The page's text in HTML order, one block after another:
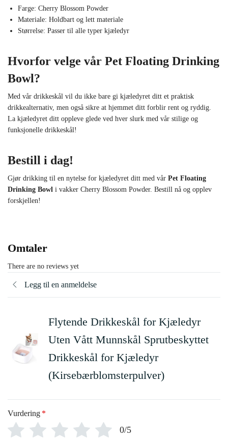
Farge: Cherry Blossom Powder
Materiale: Holdbart og lett materiale
Størrelse: Passer til alle typer kjæledyr
Hvorfor velge vår Pet Floating Drinking
Bowl?
Med vår drikkeskål vil du ikke bare gi kjæledyret ditt et praktisk
drikkealternativ, men også sikre at hjemmet ditt forblir rent og ryddig.
La kjæledyret ditt oppleve glede ved hver slurk med vår stilige og
funksjonelle drikkeskål!
Bestill i dag!
Gjør drikking til en nytelse for kjæledyret ditt med vår Pet Floating
Drinking Bowl i vakker Cherry Blossom Powder. Bestill nå og opplev
forskjellen!
Omtaler
There are no reviews yet
Legg til en anmeldelse
Flytende Drikkeskål for Kjæledyr
Uten Vått Munnskål Sprutbeskyttet
Drikkeskål for Kjæledyr
(Kirsebærblomsterpulver)
Vurdering *
0/5